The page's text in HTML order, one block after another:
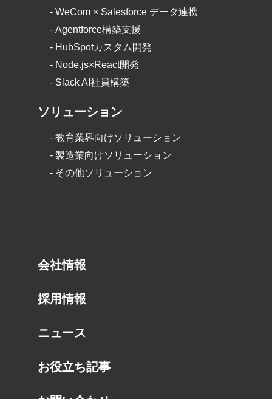
- WeCom × Salesforce データ連携
- Agentforce構築支援
- HubSpotカスタム開発
- Node.js×React開発
- Slack AI社員構築
ソリューション
- 教育業界向けソリューション
- 製造業向けソリューション
- その他ソリューション
会社情報
採用情報
ニュース
お役立ち記事